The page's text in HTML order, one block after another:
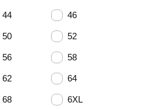
44 46
50 52
56 58
62 64
68 6XL